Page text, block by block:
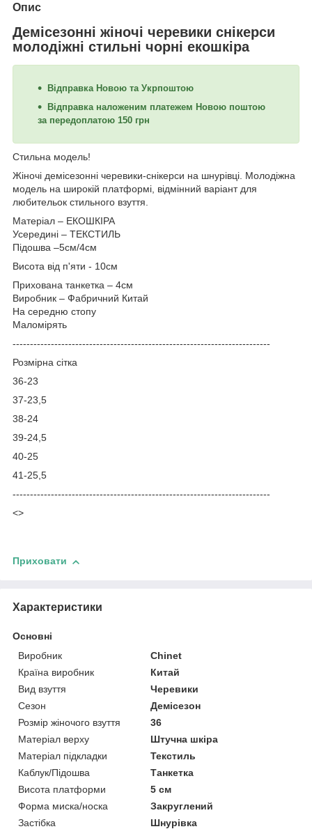
Опис
Демісезонні жіночі черевики снікерси
молодіжні стильні чорні екошкіра
Відправка Новою та Укрпоштою
Відправка наложеним платежем Новою поштою
за передоплатою 150 грн
Стильна модель!
Жіночі демісезонні черевики-снікерси на шнурівці. Молодіжна
модель на широкій платформі, відмінний варіант для
любительок стильного взуття.
Матеріал – ЕКОШКІРА
Усередині – ТЕКСТИЛЬ
Підошва –5см/4см
Висота від п'яти - 10см
Прихована танкетка – 4см
Виробник – Фабричний Китай
На середню стопу
Маломірять
--------------------------------------------------------------------------
Розмірна сітка
36-23
37-23,5
38-24
39-24,5
40-25
41-25,5
--------------------------------------------------------------------------
<>
Приховати
Характеристики
Основні
Виробник
Chinet
Країна виробник
Китай
Вид взуття
Черевики
Сезон
Демісезон
Розмір жіночого взуття
36
Матеріал верху
Штучна шкіра
Матеріал підкладки
Текстиль
Каблук/Підошва
Танкетка
Висота платформи
5 см
Форма миска/носка
Закруглений
Застібка
Шнурівка